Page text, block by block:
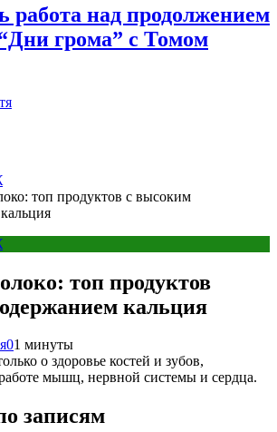
работа над продолжением
грома” с Томом
топ продуктов с высоким
топ продуктов
кальция
01 минуты
о здоровье костей и зубов,
мышц, нервной системы и сердца.
записям